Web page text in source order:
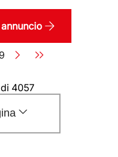
di 4057